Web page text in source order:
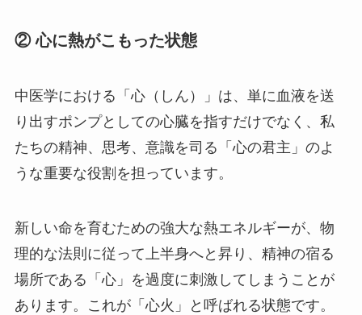
② 心に熱がこもった状態
中医学における「心（しん）」は、単に血液を送
り出すポンプとしての心臓を指すだけでなく、私
たちの精神、思考、意識を司る「心の君主」のよ
うな重要な役割を担っています。
新しい命を育むための強大な熱エネルギーが、物
理的な法則に従って上半身へと昇り、精神の宿る
場所である「心」を過度に刺激してしまうことが
あります。これが「心火」と呼ばれる状態です。